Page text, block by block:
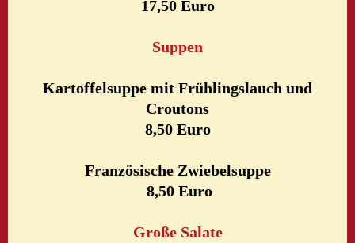
17,50 Euro
Suppen
Kartoffelsuppe mit Frühlingslauch und
Croutons
8,50 Euro
Französische Zwiebelsuppe
8,50 Euro
Große Salate